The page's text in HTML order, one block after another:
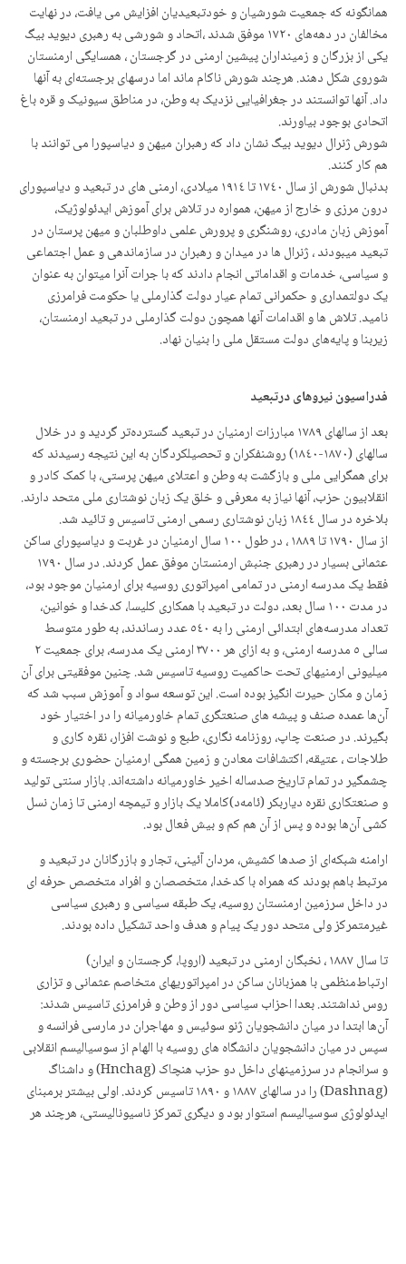
همانگونه که جمعیت شورشیان و خودتبعیدیان افزایش می یافت، در نهایت
مخالفان در دهەهای ۱۷۲۰ موفق شدند ،اتحاد و شورشی به رهبری دیوید بیگ
یکی از بزرگان و زمینداران پیشین ارمنی در گرجستان ، همسایگی ارمنستان
شوروی شکل دهند. هرچند شورش ناکام ماند اما درسهای برجستەای به آنها
داد. آنها توانستند در جغرافیایی نزدیک بە وطن، در مناطق سیونیک و قره باغ
اتحادی بوجود بیاورند.
شورش ژنرال دیوید بیگ نشان داد که رهبران میهن و دیاسپورا می توانند با
هم کار کنند.
بدنبال شورش از سال ۱۷٤۰ تا ۱۹۱٤ میلادی، ارمنی های در تبعید و دیاسپورای
درون مرزی و خارج از میهن، همواره در تلاش برای آموزش ایدئولوژیک،
آموزش زبان مادری، روشنگری و پرورش علمی داوطلبان و میهن پرستان در
تبعید میبودند ، ژنرال ها در میدان و رهبران در سازماندهی و عمل اجتماعی
و سیاسی، خدمات و اقداماتی انجام دادند که با جرات آنرا میتوان به عنوان
یک دولتمداری و حکمرانی تمام عیار دولت گذارملی یا حکومت فرامرزی
نامید. تلاش ها و اقدامات آنها همچون دولت گذارملی در تبعید ارمنستان،
زیربنا و پایەهای دولت مستقل ملی را بنیان نهاد.
فدراسیون نیروهای درتبعید
بعد از سالهای ۱۷٨۹ مبارزات ارمنیان در تبعید گستردەتر گردید و در خلال
سالهای (۱٨۷۰-۱٨٤۰) روشنفکران و تحصیلکردگان به این نتیجه رسیدند که
برای همگرایی ملی و بازگشت به وطن و اعتلای میهن پرستی، با کمک کادر و
انقلابیون حزب، آنها نیاز به معرفی و خلق یک زبان نوشتاری ملی متحد دارند.
بلاخره در سال ۱٨٤٤ زبان نوشتاری رسمی ارمنی تاسیس و تائید شد.
از سال ۱۷۹۰ تا ۱٨٨۹ ، در طول ۱۰۰ سال ارمنیان در غربت و دیاسپورای ساکن
عثمانی بسیار در رهبری جنبش ارمنستان موفق عمل کردند. در سال ۱۷۹۰
فقط‌ یک مدرسه ارمنی در تمامی امپراتوری روسیه برای ارمنیان موجود بود،
در مدت ۱۰۰ سال بعد، دولت در تبعید با همکاری کلیسا، کدخدا و خوانین،
تعداد مدرسه‌های ابتدائی ارمنی را به ٥٤۰ عدد رساندند، به طور متوسط
سالی ٥ مدرسه ارمنی، و به ازای هر ۳۷۰۰ ارمنی یک مدرسه، برای جمعیت ۲
میلیونی ارمنیهای تحت حاکمیت روسیه تاسیس شد. چنین موفقیتی برای آن
زمان و مکان حیرت انگیز بوده است. این توسعه سواد و آموزش سبب شد که
آن‌ها عمده صنف و پیشه های صنعتگری تمام خاورمیانه را در اختیار خود
بگیرند. در صنعت چاپ، روزنامە نگاری، طبع و نوشت افزار، نقره کاری و
طلاجات ، عتیقه، اکتشافات معادن و زمین همگی ارمنیان حضوری برجسته و
چشمگیر در تمام تاریخ صدساله اخیر خاورمیانه داشتەاند. بازار سنتی تولید
و صنعتکاری نقره دیاربکر (ئامەد)‌کاملا یک بازار و تیمچه ارمنی تا زمان نسل
کشی آن‌ها بوده و پس از آن هم کم و بیش فعال بود.
ارامنه شبکەای از صدها کشیش، مردان آئینی، تجار و بازرگانان در تبعید و
مرتبط باهم بودند که همراه با کدخدا، متخصصان و افراد متخصص حرفە ای
در داخل سرزمین ارمنستان روسیه، یک طبقه سیاسی و رهبری سیاسی
غیرمتمرکز ولی متحد دور یک پیام و هدف واحد تشکیل داده بودند.
تا سال ۱٨٨۷ ، نخبگان ارمنی در تبعید (اروپا، گرجستان و ایران)
ارتباط‌منظمی با همزبانان ساکن در امپراتوریهای متخاصم عثمانی و تزاری
روس نداشتند. بعدا احزاب سیاسی دور از وطن و فرامرزی تاسیس شدند:
آن‌ها ابتدا در میان دانشجویان ژنو سوئیس و مهاجران در مارسی فرانسه و
سپس در میان دانشجویان دانشگاه های روسیه با الهام از سوسیالیسم انقلابی
و سرانجام در سرزمینهای داخل دو حزب هنچاک (Hnchag) و داشناگ
(Dashnag) را در سالهای ۱٨٨۷ و ۱٨۹۰ تاسیس کردند. اولی بیشتر برمبنای
ایدئولوژی سوسیالیسم استوار بود و دیگری تمرکز ناسیونالیستی، هرچند هر